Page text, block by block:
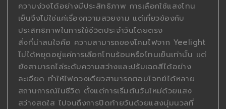
ความง่วงได้อย่างมีประสิทธิภาพ การเลือกใช้แสงโทน
เย็นจึงไม่ใช่แค่เรื่องความสวยงาม แต่เกี่ยวข้องกับ
ประสิทธิภาพในการใช้ชีวิตประจำวันโดยตรง
สิ่งที่น่าสนใจคือ ความสามารถของโคมไฟจาก Yeelight
ไม่ได้หยุดอยู่แค่การเลือกโทนร้อนหรือโทนเย็นเท่านั้น แต่
ยังสามารถไล่ระดับความสว่างและปรับเฉดสีได้อย่าง
ละเอียด ทำให้ไฟดวงเดียวสามารถตอบโจทย์ได้หลาย
สถานการณ์ในชีวิต ตั้งแต่การเริ่มต้นวันใหม่ด้วยแสง
สว่างสดใส ไปจนถึงการปิดท้ายวันด้วยแสงนุ่มนวลที่